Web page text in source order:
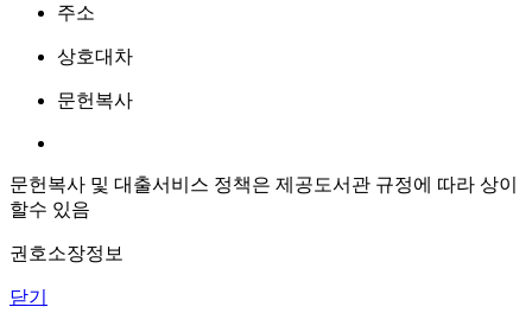
주소
상호대차
문헌복사
문헌복사 및 대출서비스 정책은 제공도서관 규정에 따라 상이
할수 있음
권호소장정보
닫기